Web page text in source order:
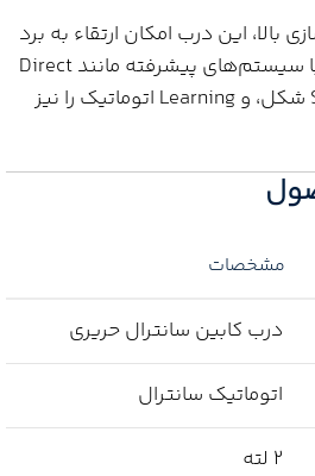
بالا، این درب امکان ارتقاء به برد
کنترل میکروپروسسوری با سیستم‌های پیشرفته مانند Direct
Approach، منحنی حرکت S شکل، و Learning اتوماتیک را نیز
مشخصات
درب کابین سانترال حریری
اتوماتیک سانترال
2 لته